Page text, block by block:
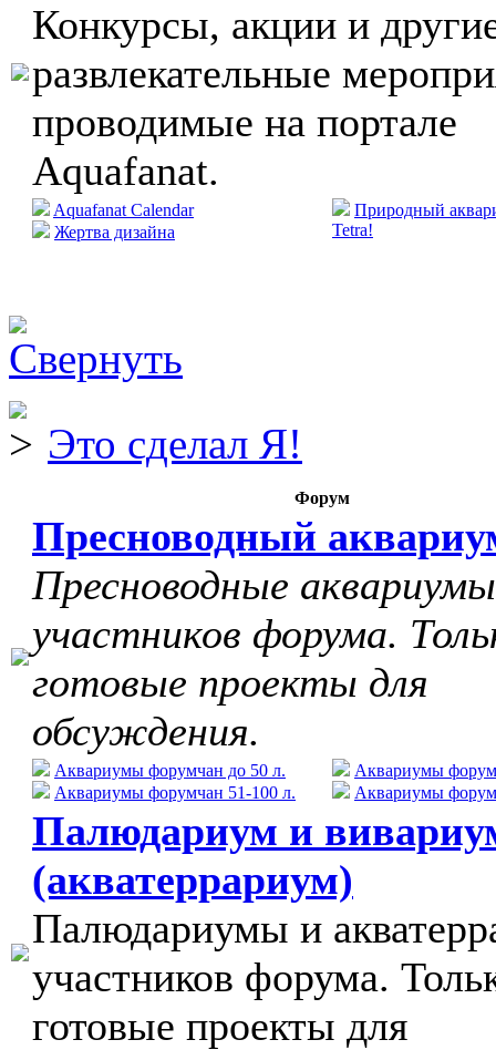
Конкурсы, акции и
развлекательные
проводимые на портале
Aquafanat.
Aquafanat Calendar
Жертва дизайна
Природный
Tetra!
Это сделал Я!
Форум
Пресноводный
Пресноводные аквариумы
участников форума.
готовые проекты для
обсуждения.
Аквариумы форумчан до 50 л.
Аквариумы форумчан 51-100 л.
Аквариумы
Аквариумы
Палюдариум и
(акватеррариум)
Палюдариумы и
участников форума.
готовые проекты для